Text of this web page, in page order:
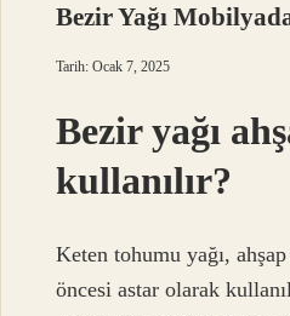
Bezir Yağı
Tarih: Ocak 7, 2025
Bezir yağı
kullanılır?
Keten tohumu yağı,
öncesi astar olarak